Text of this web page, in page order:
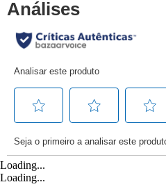
Loading...
Loading...